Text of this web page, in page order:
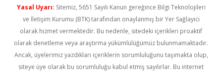
Yasal Uyarı: Sitemiz, 5651 Sayılı Kanun gereğince Bilgi Teknolojileri
ve İletişim Kurumu (BTK) tarafından onaylanmış bir Yer Sağlayıcı
olarak hizmet vermektedir. Bu nedenle, sitedeki içerikleri proaktif
olarak denetleme veya araştırma yükümlülüğümüz bulunmamaktadır.
Ancak, üyelerimiz yazdıkları içeriklerin sorumluluğunu taşımakta olup,
siteye üye olarak bu sorumluluğu kabul etmiş sayılırlar. Bu internet